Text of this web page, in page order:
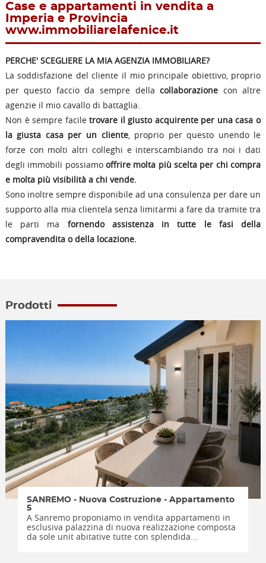
Case e appartamenti in vendita a
Imperia e Provincia
www.immobiliarelafenice.it
PERCHE' SCEGLIERE LA MIA AGENZIA IMMOBILIARE?
La soddisfazione del cliente il mio principale obiettivo, proprio
per questo faccio da sempre dellacollaborazione con altre
agenzie il mio cavallo di battaglia.
Non è sempre faciletrovare il giusto acquirente per una casa o
la giusta casa per un cliente, proprio per questo unendo le
forze con molti altri colleghi e interscambiando tra noi i dati
degli immobili possiamooffrire molta più scelta per chi compra
e molta più visibilità a chi vende.
Sono inoltre sempre disponibile ad una consulenza per dare un
supporto alla mia clientela senza limitarmi a fare da tramite tra
le parti ma fornendo assistenza in tutte le fasi della
compravendita o della locazione.
Prodotti
SANREMO - Nuova Costruzione - Appartamento
5
A Sanremo proponiamo in vendita appartamenti in
esclusiva palazzina di nuova realizzazione composta
da sole unit abitative tutte con splendida...